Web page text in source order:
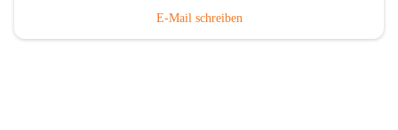
E-Mail schreiben